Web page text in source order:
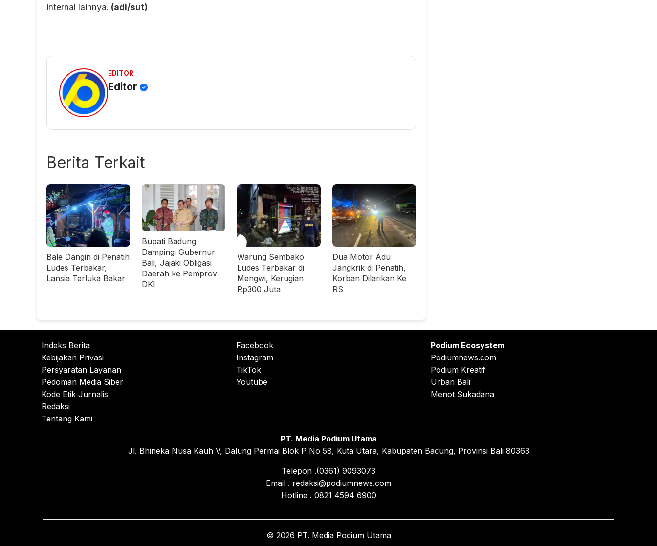
internal lainnya. (adi/sut)
EDITOR
Editor
Berita Terkait
Bale Dangin di Penatih
Ludes Terbakar,
Lansia Terluka Bakar
Bupati Badung
Dampingi Gubernur
Bali, Jajaki Obligasi
Daerah ke Pemprov
DKI
Warung Sembako
Ludes Terbakar di
Mengwi, Kerugian
Rp300 Juta
Dua Motor Adu
Jangkrik di Penatih,
Korban Dilarikan Ke
RS
Indeks Berita
Kebijakan Privasi
Persyaratan Layanan
Pedoman Media Siber
Kode Etik Jurnalis
Redaksi
Tentang Kami
Facebook
Instagram
TikTok
Youtube
Podium Ecosystem
Podiumnews.com
Podium Kreatif
Urban Bali
Menot Sukadana
PT. Media Podium Utama
Jl. Bhineka Nusa Kauh V, Dalung Permai Blok P No 58, Kuta Utara, Kabupaten Badung, Provinsi Bali 80363
Telepon .(0361) 9093073
Email . redaksi@podiumnews.com
Hotline . 0821 4594 6900
© 2026 PT. Media Podium Utama